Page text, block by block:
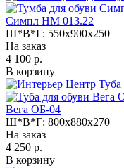
Симпл НМ 013.22
Ш*В*Г: 550x900x250
На заказ
4 100 р.
В корзину
Вега ОБ-04
Ш*В*Г: 800x880x270
На заказ
4 250 р.
В корзину